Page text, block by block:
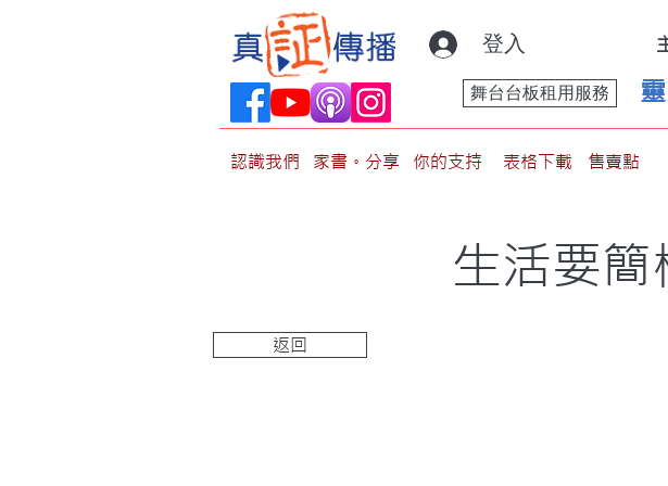
登入
舞台台板租用服務
認識我們 家書。分享 你的支持 表格下載 售賣點
生活要
返回